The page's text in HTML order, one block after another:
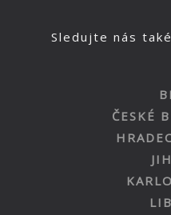
Sledujte nás
ČESKÉ